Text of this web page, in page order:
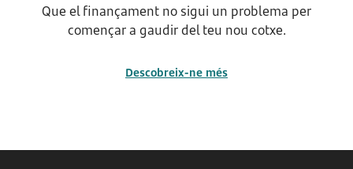
Que el finançament no sigui un problema per
començar a gaudir del teu nou cotxe.
Descobreix-ne més